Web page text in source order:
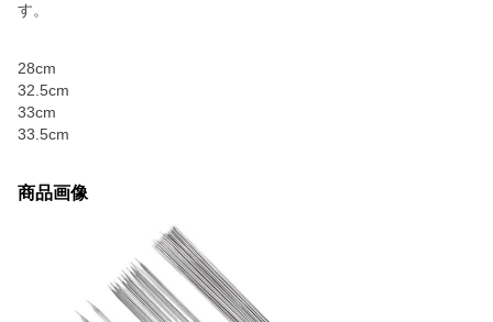
す。
28cm
32.5cm
33cm
33.5cm
商品画像